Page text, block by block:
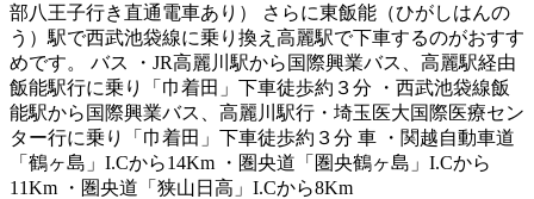
部八王子行き直通電車あり） さらに東飯能（ひがしはんの
う）駅で西武池袋線に乗り換え高麗駅で下車するのがおすす
めです。 バス ・JR高麗川駅から国際興業バス、高麗駅経由
飯能駅行に乗り「巾着田」下車徒歩約３分 ・西武池袋線飯
能駅から国際興業バス、高麗川駅行・埼玉医大国際医療セン
ター行に乗り「巾着田」下車徒歩約３分 車 ・関越自動車道
「鶴ヶ島」I.Cから14Km ・圏央道「圏央鶴ヶ島」I.Cから
11Km ・圏央道「狭山日高」I.Cから8Km